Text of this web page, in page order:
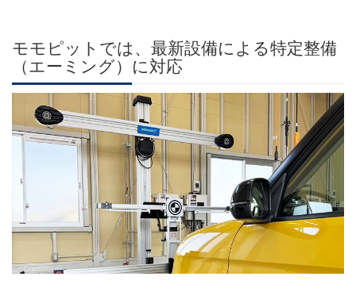
モモピットでは、最新設備による特定整備
（エーミング）に対応